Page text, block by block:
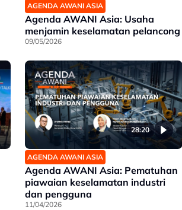
AGENDA AWANI ASIA
Agenda AWANI Asia: Usaha
menjamin keselamatan pelancong
09/05/2026
28:20
AGENDA AWANI ASIA
Agenda AWANI Asia: Pematuhan
piawaian keselamatan industri
dan pengguna
11/04/2026